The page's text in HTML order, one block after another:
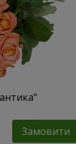
Замовити